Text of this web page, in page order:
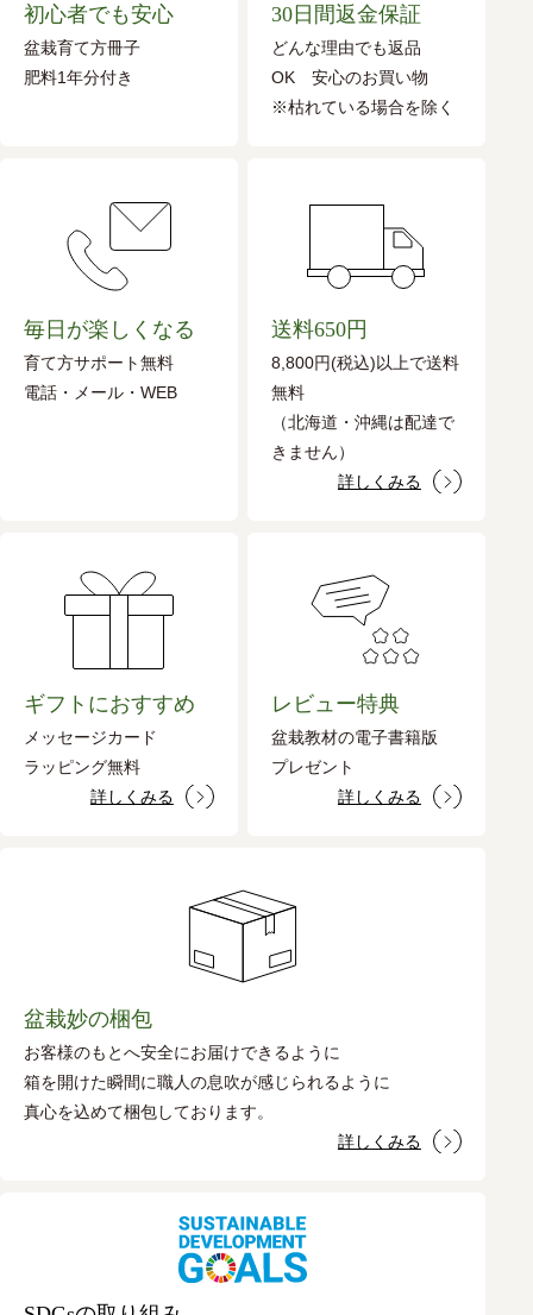
初心者でも安心
盆栽育て方冊子
肥料1年分付き
30日間返金保証
どんな理由でも返品
OK 安心のお買い物
※枯れている場合を除く
毎日が楽しくなる
育て方サポート無料
電話・メール・WEB
送料650円
8,800円(税込)以上で送料
無料
（北海道・沖縄は配達で
きません）
詳しくみる
ギフトにおすすめ
メッセージカード
ラッピング無料
詳しくみる
レビュー特典
盆栽教材の電子書籍版
プレゼント
詳しくみる
盆栽妙の梱包
お客様のもとへ安全にお届けできるように
箱を開けた瞬間に職人の息吹が感じられるように
真心を込めて梱包しております。
詳しくみる